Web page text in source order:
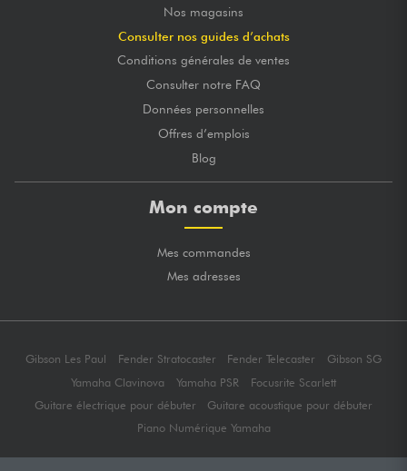
Nos magasins
Consulter nos guides d’achats
Conditions générales de ventes
Consulter notre FAQ
Données personnelles
Offres d’emplois
Blog
Mon compte
Mes commandes
Mes adresses
Gibson Les Paul Fender Stratocaster Fender Telecaster
Gibson SG
Yamaha Clavinova
Yamaha PSR
Focusrite Scarlett
Guitare électrique pour débuter
Guitare acoustique pour débuter
Piano Numérique Yamaha